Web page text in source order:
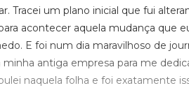
Tracei um plano inicial que fui
acontecer aquela mudança que
E foi num dia maravilhoso de
antiga empresa para me
naquela folha e foi exatamente